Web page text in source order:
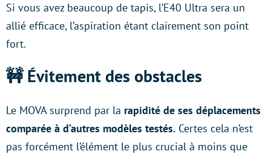
Si vous avez beaucoup de tapis, l’E40 Ultra sera un
allié efficace, l’aspiration étant clairement son point
fort.
🚧 Évitement des obstacles
Le MOVA surprend par la rapidité de ses déplacements
comparée à d’autres modèles testés. Certes cela n’est
pas forcément l’élément le plus crucial à moins que